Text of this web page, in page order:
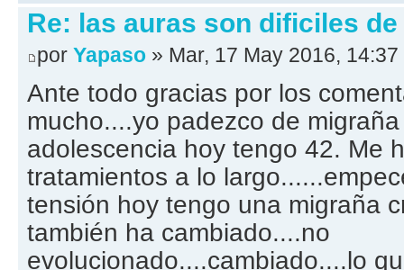
Re: las auras son dificiles
por Yapaso » Mar, 17 May 2016, 14:37
Ante todo gracias por los
mucho....yo padezco de
adolescencia hoy tengo 42. Me
tratamientos a lo
tensión hoy tengo una migraña
también ha cambiado....no
evolucionado....cambiado....lo